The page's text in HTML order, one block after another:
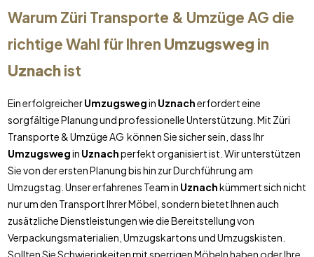
Warum Züri Transporte & Umzüge AG die
richtige Wahl für Ihren Umzugsweg in
Uznachist
Ein erfolgreicherUmzugswegin Uznacherfordert eine
sorgfältige Planung und professionelle Unterstützung. Mit Züri
Transporte & Umzüge AG können Sie sicher sein, dass Ihr
Umzugswegin Uznachperfekt organisiert ist. Wir unterstützen
Sie von der ersten Planung bis hin zur Durchführung am
Umzugstag. Unser erfahrenes Team in Uznachkümmert sich nicht
nur um den Transport Ihrer Möbel, sondern bietet Ihnen auch
zusätzliche Dienstleistungen wie die Bereitstellung von
Verpackungsmaterialien, Umzugskartons und Umzugskisten.
Sollten Sie Schwierigkeiten mit sperrigen Möbeln haben oder Ihre